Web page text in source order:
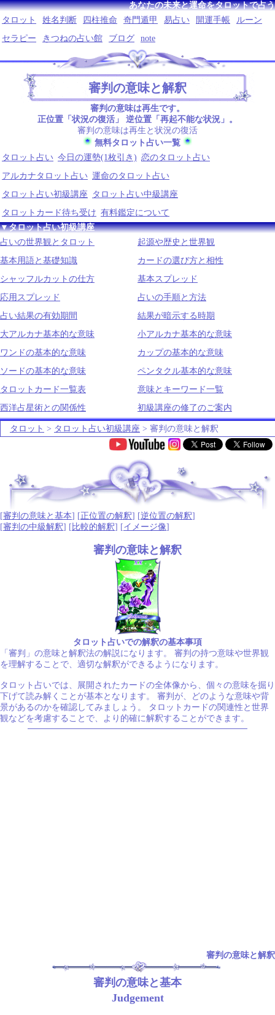
あなたの未来と運命をタロットで占う
タロット
姓名判断 四柱推命 奇門遁甲 易占い 開運手帳
ルーン
セラピー
きつねの占い館 ブログ note
審判の意味と解釈
審判の意味は再生です。
正位置「状況の復活」 逆位置「再起不能な状況」。
審判の意味は再生と状況の復活
無料タロット占い一覧
タロット占い 今日の運勢(1枚引き) 恋のタロット占い
アルカナタロット占い 運命のタロット占い
タロット占い初級講座
タロット占い中級講座
タロットカード待ち受け 有料鑑定について
▼タロット占い初級講座
占いの世界観とタロット
起源や歴史と世界観
基本用語と基礎知識
カードの選び方と相性
シャッフルカットの仕方
基本スプレッド
応用スプレッド
占いの手順と方法
占い結果の有効期間
結果が暗示する時期
大アルカナ基本的な意味
小アルカナ基本的な意味
ワンドの基本的な意味
カップの基本的な意味
ソードの基本的な意味
ペンタクル基本的な意味
タロットカード一覧表
意味とキーワード一覧
西洋占星術との関係性
初級講座の修了のご案内
タロット > タロット占い初級講座 > 審判の意味と解釈
.
[審判の意味と基本] [正位置の解釈] [逆位置の解釈]
[審判の中級解釈] [ 比較的解釈] [イメージ像]
審判の意味と解釈
タロット占いでの解釈の基本事項
「審判」の意味と解釈法の解説になります。 審判の持つ意味や世界観
を理解することで、適切な解釈ができるようになります。
タロット占いでは、展開されたカードの全体像から、個々の意味を掘り
下げて読み解くことが基本となります。 審判が、どのような意味や背
景があるのかを確認してみましょう。 タロットカードの関連性と世界
観などを考慮することで、より的確に解釈することができます。
審判の意味と解釈
審判の意味と基本
Judgement